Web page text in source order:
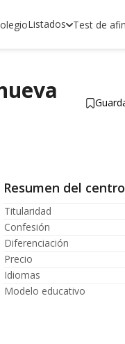
Listados Test de
Resumen del centro
Titularidad
Confesión
Diferenciación
Precio
Idiomas
Modelo educativo